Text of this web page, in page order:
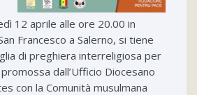
12 aprile alle ore 20.00 in
Francesco a Salerno, si tiene
di preghiera interreligiosa per
dall’Ufficio Diocesano
con la Comunità musulmana